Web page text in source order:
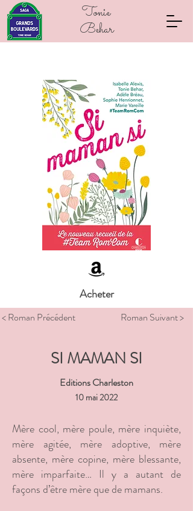
Tonie
Behar
Acheter
< Roman Précédent Roman Suivant >
SI MAMAN SI
Editions Charleston
10 mai 2022
Mère cool, mère poule, mère inquiète,
mère agitée, mère adoptive, mère
absente, mère copine, mère blessante,
mère imparfaite… Il y a autant de
façons d’être mère que de mamans.